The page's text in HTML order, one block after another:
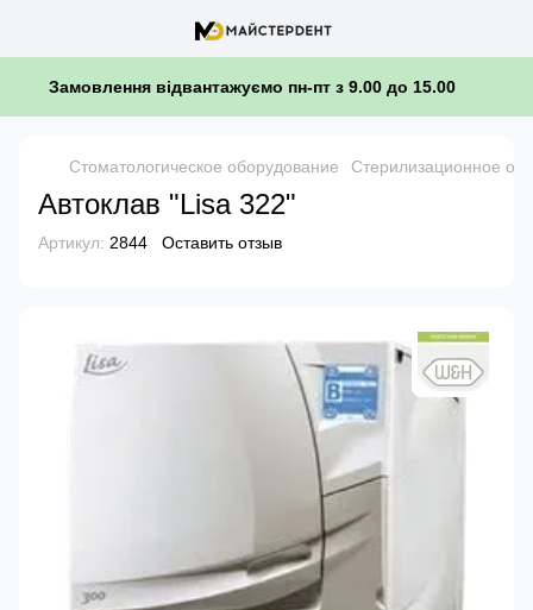
Замовлення відвантажуємо пн-пт з 9.00 до 15.00
Стоматологическое оборудование Стерилизационное
Автоклав "Lisa 322"
Артикул: 2844 Оставить отзыв